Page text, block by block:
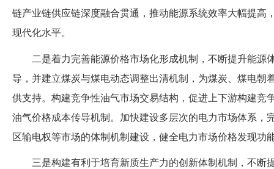
链产业链供应链深度融合贯通，推动能源系统效率大幅提高
现代化水平。
二是着力完善能源价格市场化形成机制，不断提升能源
导，并建立煤炭与煤电动态调整出清机制，为煤炭、煤电朝
供支持。构建竞争性油气市场交易结构，促进上下游构建竞
油气价格成本传导机制。加快建设多层次的电力市场体系，
区输电权等市场的体制机制建设，健全电力市场价格发现功
三是构建有利于培育新质生产力的创新体制机制，不断